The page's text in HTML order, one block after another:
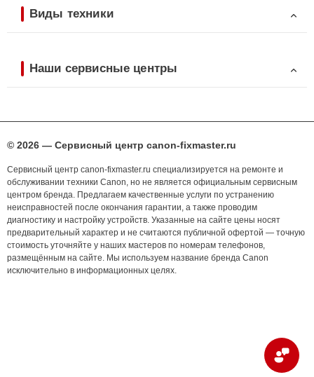
Виды техники
Наши сервисные центры
© 2026 — Сервисный центр canon-fixmaster.ru
Сервисный центр canon-fixmaster.ru специализируется на ремонте и
обслуживании техники Canon, но не является официальным сервисным
центром бренда. Предлагаем качественные услуги по устранению
неисправностей после окончания гарантии, а также проводим
диагностику и настройку устройств. Указанные на сайте цены носят
предварительный характер и не считаются публичной офертой — точную
стоимость уточняйте у наших мастеров по номерам телефонов,
размещённым на сайте. Мы используем название бренда Canon
исключительно в информационных целях.